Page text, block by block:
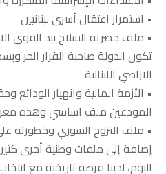
• استمرار اعتقال أسرى لبنانيين
• ملف حصرية السلاح بيد القوى
تكون الدولة صاحبة القرار الحر
الاراضي اللبنانية
• الأزمة المالية وانهيار
المودعين ملف اساسي وهذه
• ملف النزوح السوري وخطورته
إضافة إلى ملفات وطنية أخرى
اليوم، لدينا فرصة تاريخية مع